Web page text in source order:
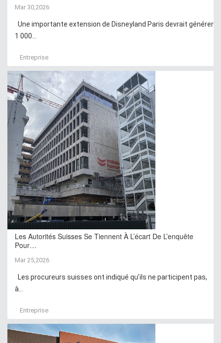
Mar 30,2026
Une importante extension de Disneyland Paris devrait générer
1 000...
Entreprise
Les Autorités Suisses Se Tiennent À L’écart De L’enquête
Pour…
Mar 25,2026
Les procureurs suisses ont indiqué qu’ils ne participent pas,
à...
Entreprise